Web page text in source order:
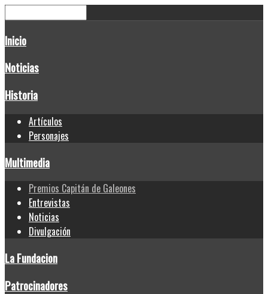
Inicio
Noticias
Historia
Artículos
Personajes
Multimedia
Premios Capitán de Galeones
Entrevistas
Noticias
Divulgación
La Fundacion
Patrocinadores